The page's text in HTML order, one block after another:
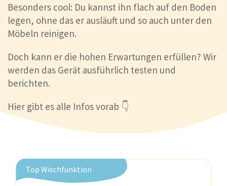
Besonders cool: Du kannst ihn flach auf den Boden
legen, ohne das er ausläuft und so auch unter den
Möbeln reinigen.
Doch kann er die hohen Erwartungen erfüllen? Wir
werden das Gerät ausführlich testen und
berichten.
Hier gibt es alle Infos vorab 👇
Top Wischfunktion